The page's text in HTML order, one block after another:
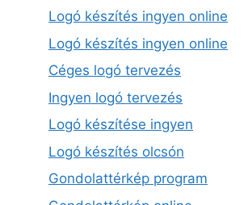
Logó készítés ingyen online
Logó készítés ingyen online
Céges logó tervezés
Ingyen logó tervezés
Logó készítése ingyen
Logó készítés olcsón
Gondolattérkép program